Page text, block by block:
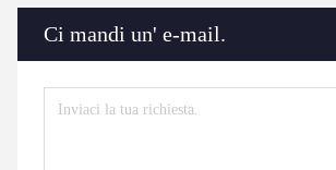
Ci mandi un' e-mail.